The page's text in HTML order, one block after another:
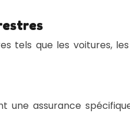
tels que les voitures,
assurance